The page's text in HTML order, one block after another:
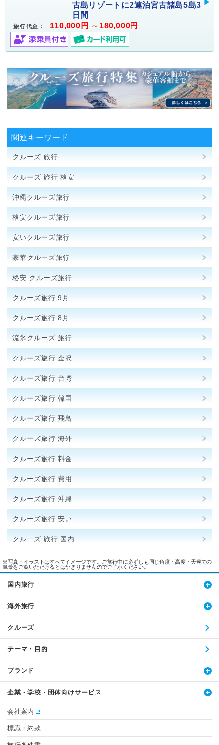
古島リゾートに2連泊宮古諸島5島3
日間
旅行代金： 110,000円 ～180,000円
関連キーワード
クルーズ 旅行
クルーズ 旅行 格安
沖縄クルーズ旅行
格安クルーズ旅行
安いクルーズ旅行
豪華クルーズ旅行
格安 クルーズ旅行
クルーズ旅行 9月
クルーズ旅行 8月
流氷クルーズ 旅行
クルーズ旅行 金沢
クルーズ旅行 台湾
クルーズ旅行 韓国
クルーズ旅行 飛鳥
クルーズ旅行 海外
クルーズ旅行 料金
クルーズ旅行 費用
クルーズ旅行 沖縄
クルーズ旅行 安い
クルーズ 旅行 国内
※写真・イラストはすべてイメージです。ご旅行中に必ずしも同じ角度・高度・天候での
風景をご覧いただけるとはかぎりませんのでご了承ください。
国内旅行
海外旅行
クルーズ
テーマ・目的
ブランド
企業・学校・団体向けサービス
会社案内
標識・約款